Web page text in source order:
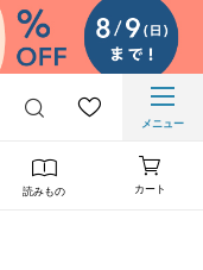
メニュー
読みもの カート